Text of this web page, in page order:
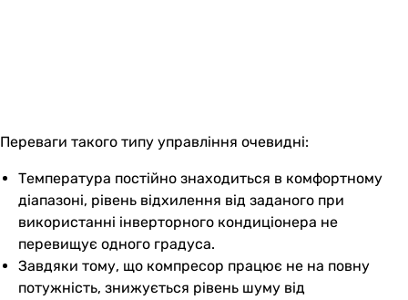
Переваги такого типу управління очевидні:
Температура постійно знаходиться в комфортному
діапазоні, рівень відхилення від заданого при
використанні інверторного кондиціонера не
перевищує одного градуса.
Завдяки тому, що компресор працює не на повну
потужність, знижується рівень шуму від